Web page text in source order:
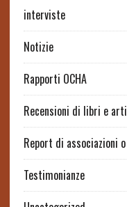
interviste
Notizie
Rapporti OCHA
Recensioni di libri e
Report di associazioni
Testimonianze